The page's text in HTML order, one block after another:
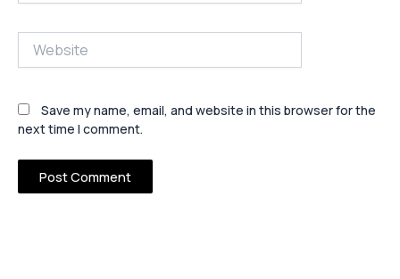
Save my name, email, and website in this browser for the
next time I comment.